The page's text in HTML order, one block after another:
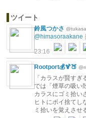
ツイート
鈴風つかさ
@himasoraakane
23:16
Rootport💰🍹🍑
「カラスが賢す
では「煙草の吸い
カラスにゴミ拾い
ヒトにポイ捨てし
ミ拾いを覚えさせ